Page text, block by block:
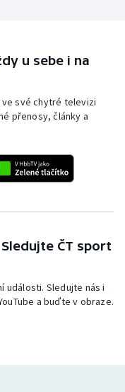
u sebe i na
ve své chytré televizi
přenosy, články a
ČT sport
události. Sledujte nás i
a buďte v obraze.